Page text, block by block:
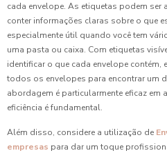
cada envelope. As etiquetas podem ser
conter informações claras sobre o que
especialmente útil quando você tem
uma pasta ou caixa. Com etiquetas
identificar o que cada envelope contém,
todos os envelopes para encontrar um
abordagem é particularmente eficaz em
eficiência é fundamental.
Além disso, considere a utilização de
empresas para dar um toque